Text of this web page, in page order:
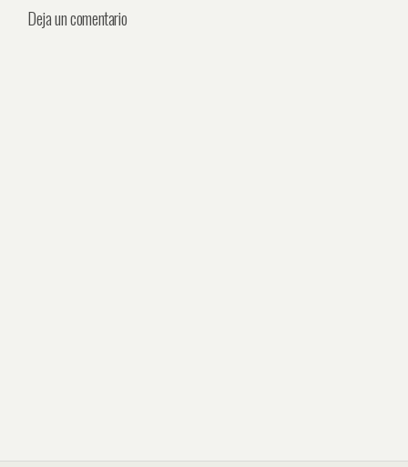
Deja un comentario